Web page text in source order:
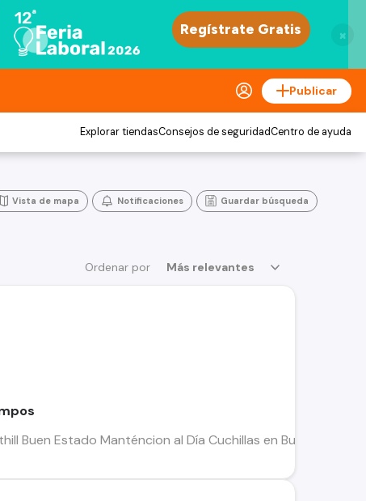
×
Publicar
Explorar tiendasConsejos de seguridadCentro de ayuda
Vista de mapa Notificaciones Guardar búsqueda
Ordenar por Más relevantes
Buen Estado Manténcion al Día Cuchillas en Buen